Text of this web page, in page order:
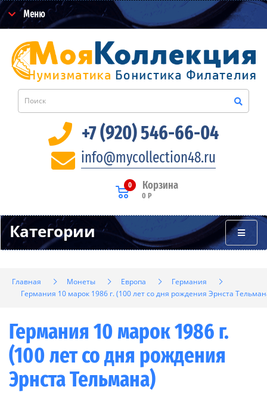
Меню
+7 (920) 546-66-04
info@mycollection48.ru
Корзина
0
0 Р
Категории
Главная Монеты Европа
Германия
Германия 10 марок 1986 г. (100 лет со дня рождения Эрнста
Германия 10 марок 1986 г.
(100 лет со дня рождения
Эрнста Тельмана)